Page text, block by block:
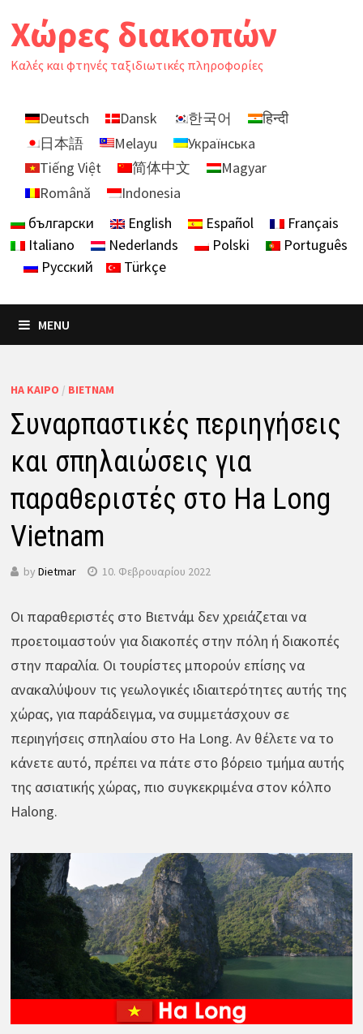
toΧώρες διακοπών
Καλές και φτηνές ταξιδιωτικές πληροφορίες
Deutsch Dansk 한국어
हिन्दी
日本語
Melayu
Українська
Tiếng Việt
简体中文
Magyar
Română
Indonesia
български
English Español
Français
Italiano
Nederlands Polski
Português
Русский
Türkçe
MENU
HA ΚΑΙΡΌ / ΒΙΕΤΝΆΜ
Συναρπαστικές περιηγήσεις
και σπηλαιώσεις για
παραθεριστές στο Ha Long
Vietnam
by Dietmar 10. Φεβρουαρίου 2022
Οι παραθεριστές στο Βιετνάμ δεν χρειάζεται να
προετοιμαστούν για διακοπές στην πόλη ή διακοπές
στην παραλία. Οι τουρίστες μπορούν επίσης να
ανακαλύψουν τις γεωλογικές ιδιαιτερότητες αυτής της
χώρας, για παράδειγμα, να συμμετάσχουν σε
περιηγήσεις σπηλαίου στο Ha Long. Αν θέλετε να το
κάνετε αυτό, πρέπει να πάτε στο βόρειο τμήμα αυτής
της ασιατικής χώρας, πιο συγκεκριμένα στον κόλπο
Halong.